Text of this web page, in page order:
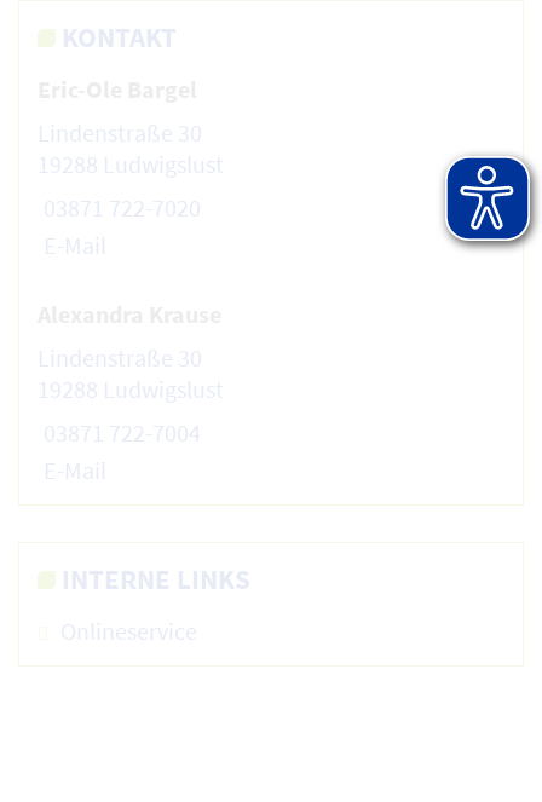
KONTAKT
Lindenstraße 30
19288 Ludwigslust
03871 722-7020
E-Mail
Lindenstraße 30
19288 Ludwigslust
03871 722-7004
E-Mail
INTERNE LINKS
Onlineservice